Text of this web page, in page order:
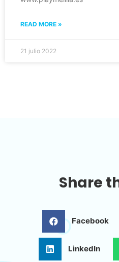
READ MORE »
21 julio 2022
Share
Facebook
LinkedIn